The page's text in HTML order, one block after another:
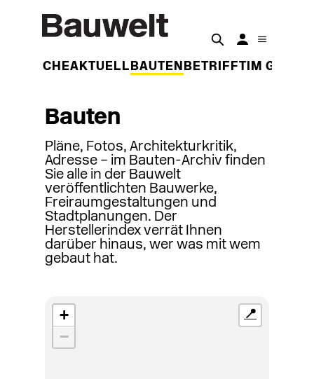
WOCHEAKTUELL BAUTEN BETRIFFT IM
Bauten
Pläne, Fotos, Architekturkritik,
Adresse – im Bauten-Archiv finden
Sie alle in der Bauwelt
veröffentlichten Bauwerke,
Freiraumgestaltungen und
Stadtplanungen. Der
Herstellerindex verrät Ihnen
darüber hinaus, wer was mit wem
gebaut hat.
+
−
📍